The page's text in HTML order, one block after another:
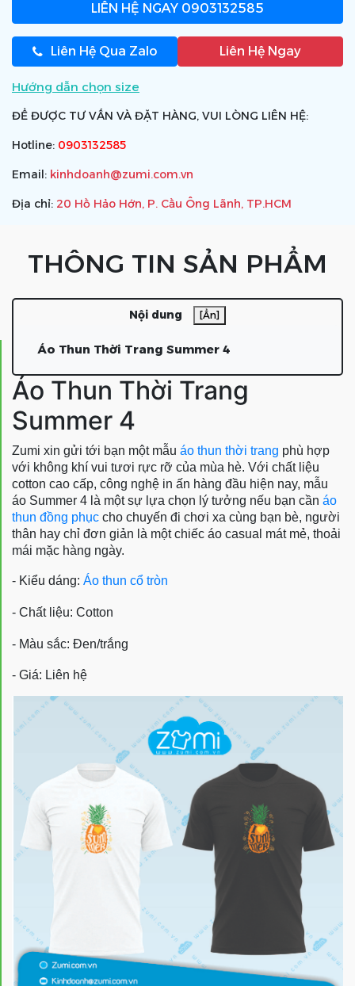
LIÊN HỆ NGAY 0903132585
Liên Hệ Qua Zalo Liên Hệ Ngay
Hướng dẫn chọn size
ĐỂ ĐƯỢC TƯ VẤN VÀ ĐẶT HÀNG, VUI LÒNG LIÊN HỆ:
Hotline: 0903132585
Email: kinhdoanh@zumi.com.vn
Địa chỉ: 20 Hồ Hảo Hớn, P. Cầu Ông Lãnh, TP.HCM
THÔNG TIN SẢN PHẨM
Nội dung [Ẩn]
Áo Thun Thời Trang Summer 4
Áo Thun Thời Trang
Summer 4
Zumi xin gửi tới bạn một mẫu áo thun thời trang phù hợp
với không khí vui tươi rực rỡ của mùa hè. Với chất liệu
cotton cao cấp, công nghệ in ấn hàng đầu hiện nay, mẫu
áo Summer 4 là một sự lựa chọn lý tưởng nếu bạn cần áo
thun đồng phục cho chuyến đi chơi xa cùng bạn bè, người
thân hay chỉ đơn giản là một chiếc áo casual mát mẻ, thoải
mái mặc hàng ngày.
- Kiểu dáng: Áo thun cổ tròn
- Chất liệu: Cotton
- Màu sắc: Đen/trắng
- Giá: Liên hệ